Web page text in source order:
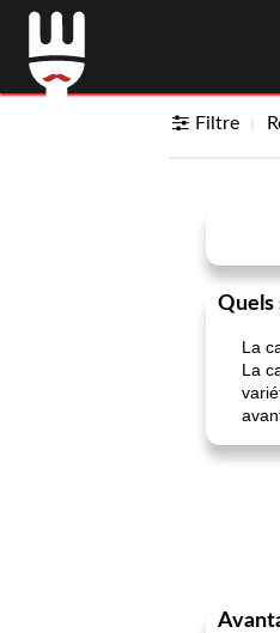
Filtre
Quels
La
La